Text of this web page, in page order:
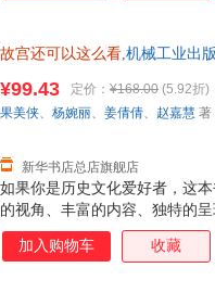
故宫还可以这么看,机械工业出
如果你是历史文化爱好者，这
的视角、丰富的内容、独特的
元的文化内涵。书中大量未公
通往故宫神秘世界的大门。对
¥99.43 定价： ¥168.00 (5.92折)
新华书店总店旗舰店
果美侠、 杨婉丽、 姜倩倩、 赵嘉慧 著
加入购物车 收藏